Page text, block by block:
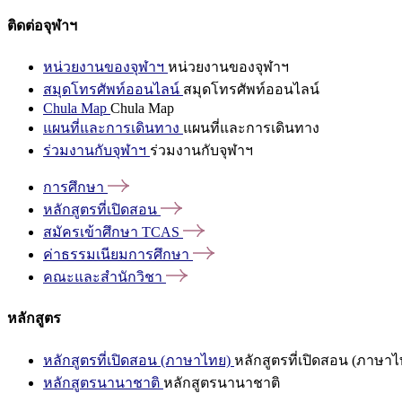
ติดต่อจุฬาฯ
หน่วยงานของจุฬาฯ หน่วยงานของจุฬาฯ
สมุดโทรศัพท์ออนไลน์ สมุดโทรศัพท์ออนไลน์
Chula Map Chula Map
แผนที่และการเดินทาง แผนที่และการเดินทาง
ร่วมงานกับจุฬาฯ ร่วมงานกับจุฬาฯ
การศึกษา
หลักสูตรที่เปิดสอน
สมัครเข้าศึกษา TCAS
ค่าธรรมเนียมการศึกษา
คณะและสำนักวิชา
หลักสูตร
หลักสูตรที่เปิดสอน (ภาษาไทย) หลักสูตรที่เปิดสอน (ภาษาไ
หลักสูตรนานาชาติ หลักสูตรนานาชาติ